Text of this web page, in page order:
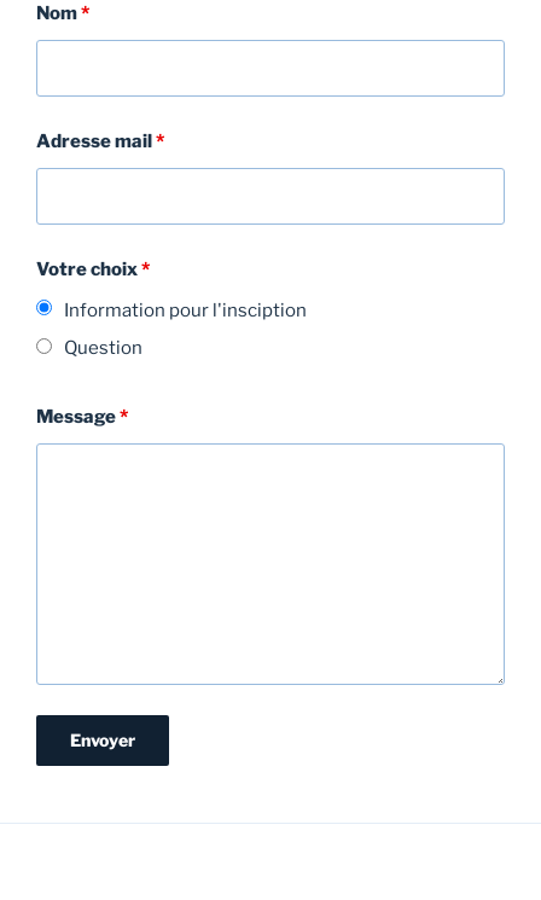
Nom*
Adresse mail*
Votre choix*
Information pour l'insciption
Question
Message*